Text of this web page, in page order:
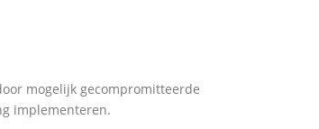
mogelijk gecompromitteerde
implementeren.